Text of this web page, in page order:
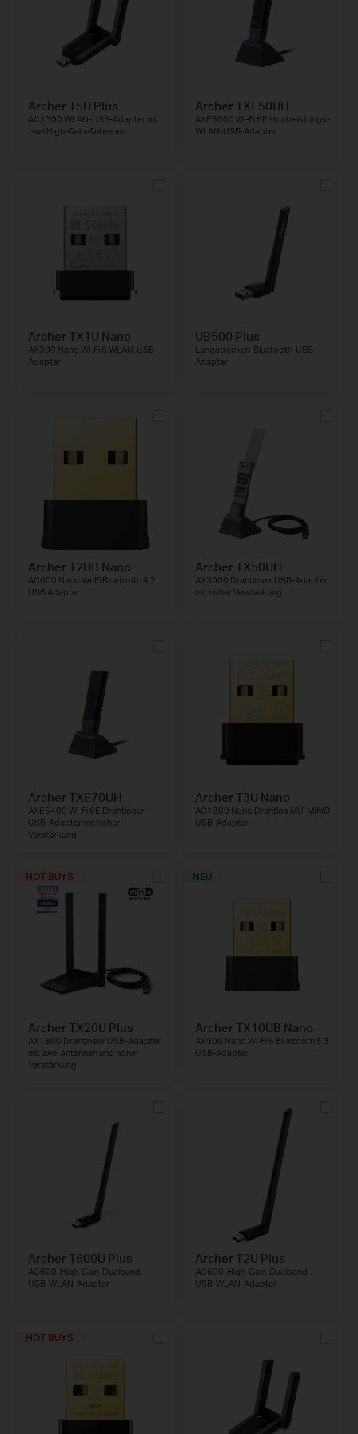
Archer T5U Plus
AC1300 WLAN-USB-Adapter mit
zwei High-Gain-Antennen
Archer TXE50UH
AXE3000 Wi-Fi 6E Hochleistungs-
WLAN-USB-Adapter
Archer TX1U Nano
AX300 Nano Wi-Fi 6 WLAN-USB-
Adapter
UB500 Plus
Langstrecken-Bluetooth-USB-
Adapter
Archer T2UB Nano
AC600 Nano Wi-Fi Bluetooth 4.2
USB Adapter
Archer TX50UH
AX3000 Drahtloser USB-Adapter
mit hoher Verstärkung
Archer TXE70UH
AXE5400 Wi-Fi 6E Drahtloser
USB-Adapter mit hoher
Verstärkung
Archer T3U Nano
AC1300 Nano Drahtlos MU-MIMO
USB-Adapter
HOT BUYS
Archer TX20U Plus
AX1800 Drahtloser USB-Adapter
mit zwei Antennen und hoher
Verstärkung
NEU
Archer TX10UB Nano
AX900 Nano Wi‑Fi 6 Bluetooth 5.3
USB‑Adapter
Archer T600U Plus
AC600-High-Gain-Dualband-
USB-WLAN-Adapter
Archer T2U Plus
AC600-High-Gain-Dualband-
USB-WLAN-Adapter
HOT BUYS